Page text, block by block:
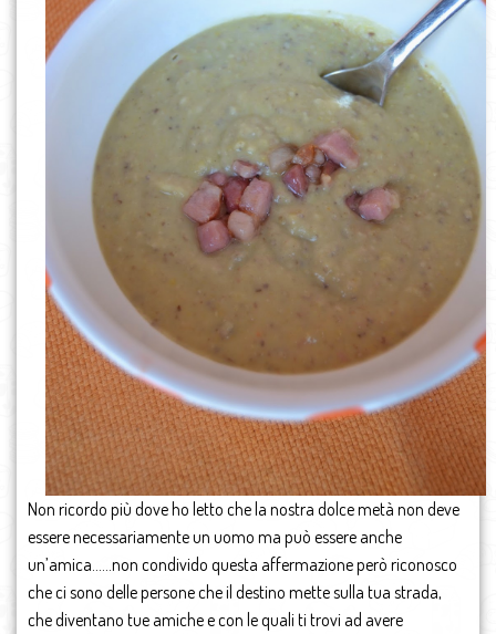
Non ricordo più dove ho letto che la nostra dolce metà non deve
essere necessariamente un uomo ma può essere anche
un’amica……non condivido questa affermazione però riconosco
che ci sono delle persone che il destino mette sulla tua strada,
che diventano tue amiche e con le quali ti trovi ad avere